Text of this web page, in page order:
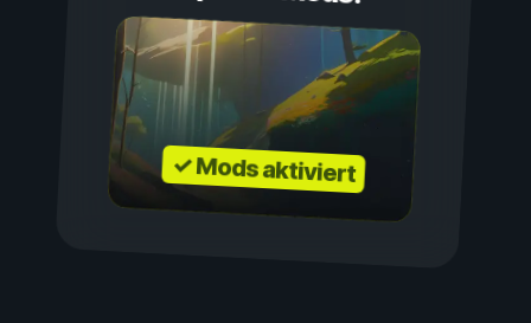
✓ Mods aktiviert